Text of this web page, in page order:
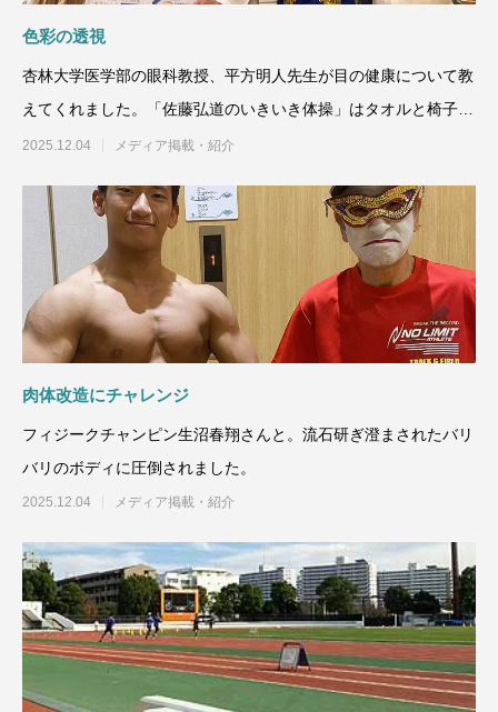
色彩の透視
杏林大学医学部の眼科教授、平方明人先生が目の健康について教
えてくれました。「佐藤弘道のいきいき体操」はタオルと椅子を
使った体感トレーニングで
2025.12.04 メディア掲載・紹介
肉体改造にチャレンジ
フィジークチャンピン生沼春翔さんと。流石研ぎ澄まされたバリ
バリのボディに圧倒されました。
2025.12.04 メディア掲載・紹介